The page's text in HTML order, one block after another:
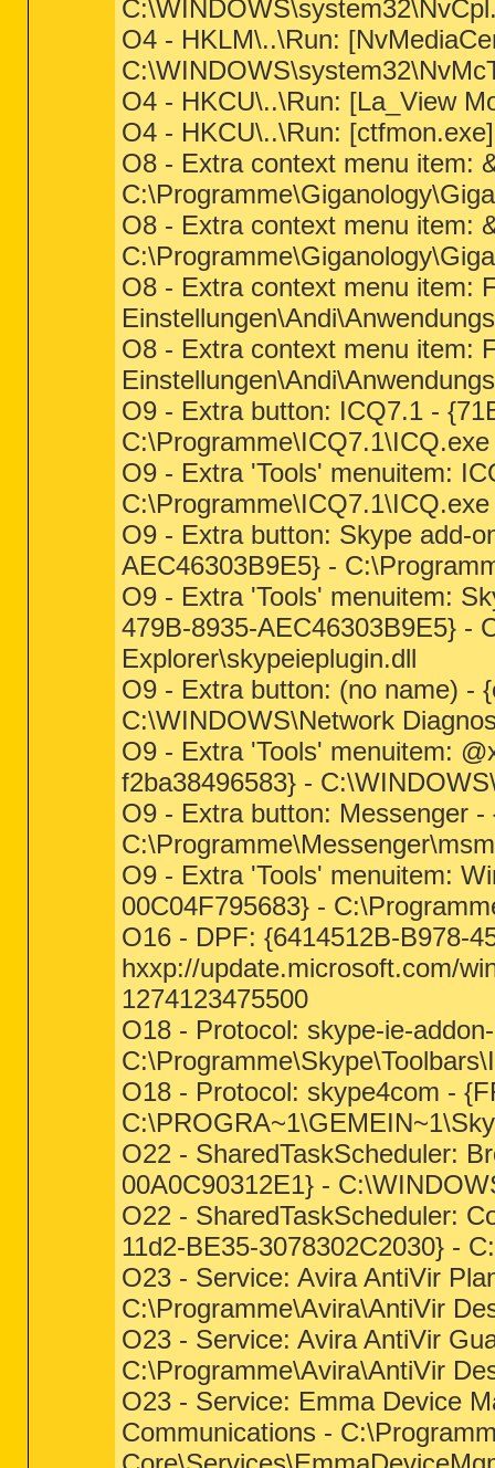
O4 - HKLM\..\Run:
O4 - HKCU\..\Run: [La_View
O4 - HKCU\..\Run:
O8 - Extra context menu item:
O8 - Extra context menu item:
O8 - Extra context menu item:
O8 - Extra context menu item:
O9 - Extra button: ICQ7.1 -
C:\Programme\ICQ7.1\ICQ.exe
O9 - Extra 'Tools' menuitem:
C:\Programme\ICQ7.1\ICQ.exe
O9 - Extra button: Skype add-
AEC46303B9E5} -
O9 - Extra 'Tools' menuitem:
479B-8935-AEC46303B9E5} -
Explorer\skypeieplugin.dll
O9 - Extra button: (no name) -
C:\WINDOWS\Network
O9 - Extra 'Tools' menuitem:
f2ba38496583} -
O9 - Extra button: Messenger
O9 - Extra 'Tools' menuitem:
00C04F795683} -
O16 - DPF: {6414512B-B978-
hxxp://update.microsoft.com/
1274123475500
O18 - Protocol: skype-ie-
O18 - Protocol: skype4com -
O22 - SharedTaskScheduler:
00A0C90312E1} -
O22 - SharedTaskScheduler:
11d2-BE35-3078302C2030} -
O23 - Service: Avira AntiVir
C:\Programme\Avira\AntiVir
O23 - Service: Avira AntiVir
C:\Programme\Avira\AntiVir
O23 - Service: Emma Device
Communications -